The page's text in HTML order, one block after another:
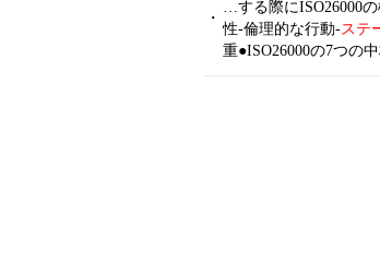
・
…する際にISO26000
性-倫理的な行動-ステ
重●ISO26000の7つの